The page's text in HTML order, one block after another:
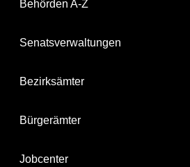
Behörden A-Z
Senatsverwaltungen
Bezirksämter
Bürgerämter
Jobcenter